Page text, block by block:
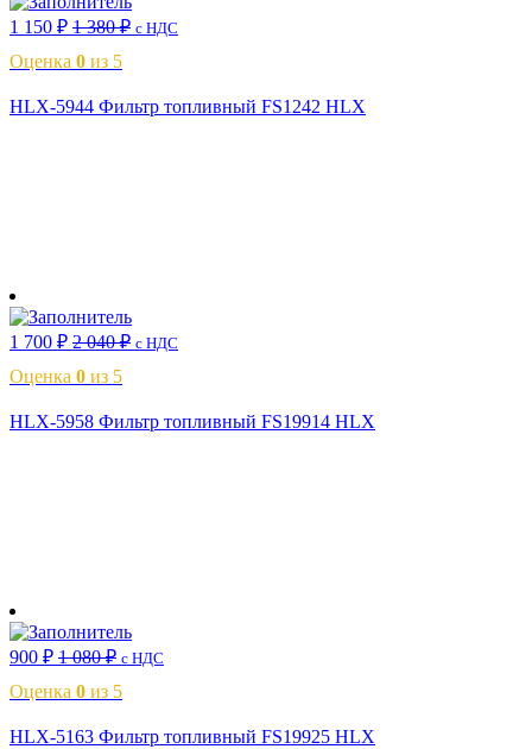
1 150 ₽ 1 380₽ с НДС
Оценка 0 из 5
HLX-5944 Фильтр топливный FS1242 HLX
1 700 ₽ 2 040₽ с НДС
Оценка 0 из 5
HLX-5958 Фильтр топливный FS19914 HLX
900 ₽ 1 080₽ с НДС
Оценка 0 из 5
HLX-5163 Фильтр топливный FS19925 HLX